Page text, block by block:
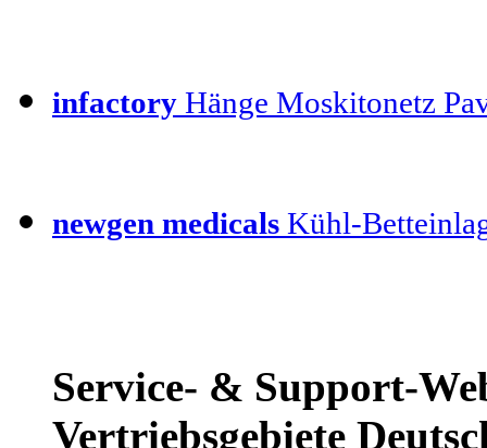
infactory Hänge Moskitonetz
newgen medicals Kühl-
Service- & Support-
Vertriebsgebiete